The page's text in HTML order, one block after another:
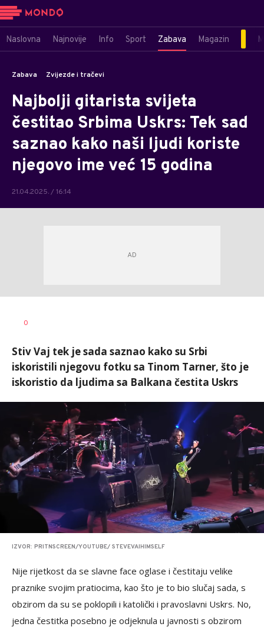
Naslovna Najnovije Info Sport Zabava Magazin
Zabava Zvijezde i tračevi
Najbolji gitarista svijeta
čestitao Srbima Uskrs: Tek sad
saznao kako naši ljudi koriste
njegovo ime već 15 godina
21.04.2025. / 16:14
0
Stiv Vaj tek je sada saznao kako su Srbi
iskoristili njegovu fotku sa Tinom Tarner, što je
iskoristio da ljudima sa Balkana čestita Uskrs
IZVOR: PRITNSCREEN/YOUTUBE/ STEVEVAIHIMSELF
Nije rijetkost da se slavne face oglase i čestitaju velike
praznike svojim pratiocima, kao što je to bio slučaj sada, s
obzirom da su se poklopili i katolički i pravoslavni Uskrs. No,
jedna čestitka posebno je odjeknula u javnosti s obzirom